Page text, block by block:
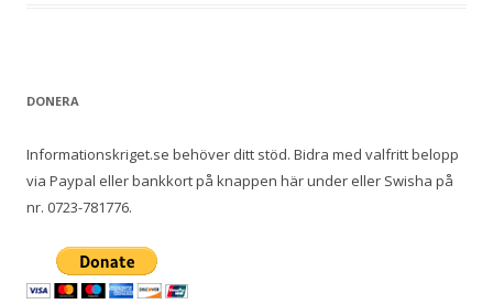
DONERA
Informationskriget.se behöver ditt stöd. Bidra med valfritt belopp
via Paypal eller bankkort på knappen här under eller Swisha på
nr. 0723-781776.